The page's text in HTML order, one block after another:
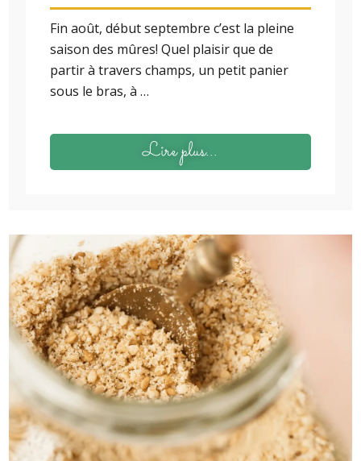
Fin août, début septembre c’est la pleine
saison des mûres! Quel plaisir que de
partir à travers champs, un petit panier
sous le bras, à …
Lire plus...